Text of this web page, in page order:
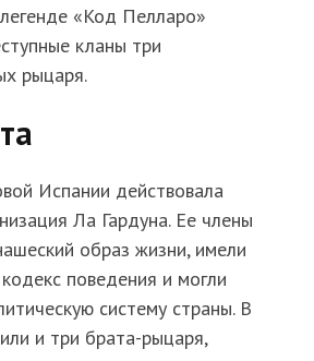
«Код Пелларо»
кланы три
рыцаря.
Испании действовала
Ла Гардуна. Ее члены
образ жизни, имели
поведения и могли
систему страны. В
и три брата-рыцаря,